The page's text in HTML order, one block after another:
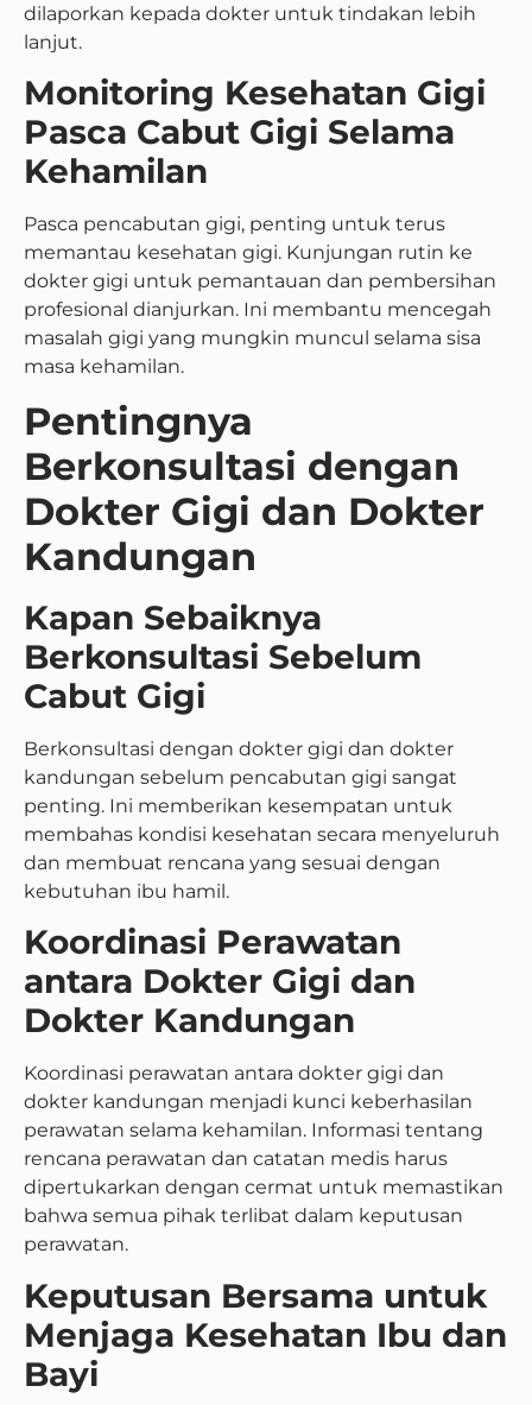
dilaporkan kepada dokter untuk tindakan lebih
lanjut.
Monitoring Kesehatan Gigi
Pasca Cabut Gigi Selama
Kehamilan
Pasca pencabutan gigi, penting untuk terus
memantau kesehatan gigi. Kunjungan rutin ke
dokter gigi untuk pemantauan dan pembersihan
profesional dianjurkan. Ini membantu mencegah
masalah gigi yang mungkin muncul selama sisa
masa kehamilan.
Pentingnya
Berkonsultasi dengan
Dokter Gigi dan Dokter
Kandungan
Kapan Sebaiknya
Berkonsultasi Sebelum
Cabut Gigi
Berkonsultasi dengan dokter gigi dan dokter
kandungan sebelum pencabutan gigi sangat
penting. Ini memberikan kesempatan untuk
membahas kondisi kesehatan secara menyeluruh
dan membuat rencana yang sesuai dengan
kebutuhan ibu hamil.
Koordinasi Perawatan
antara Dokter Gigi dan
Dokter Kandungan
Koordinasi perawatan antara dokter gigi dan
dokter kandungan menjadi kunci keberhasilan
perawatan selama kehamilan. Informasi tentang
rencana perawatan dan catatan medis harus
dipertukarkan dengan cermat untuk memastikan
bahwa semua pihak terlibat dalam keputusan
perawatan.
Keputusan Bersama untuk
Menjaga Kesehatan Ibu dan
Bayi